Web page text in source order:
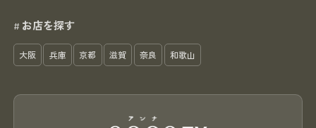
# お店を探す
大阪 兵庫 京都 滋賀 奈良 和歌山